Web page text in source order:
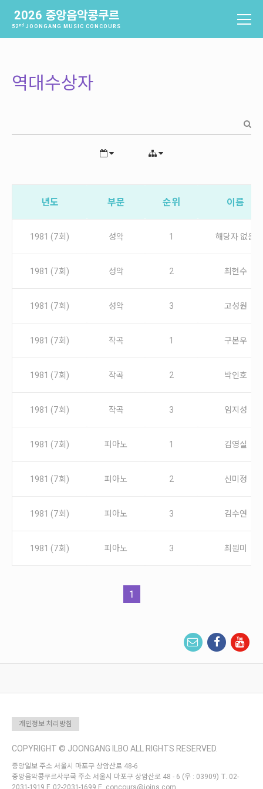
2026 중앙음악콩쿠르
52 nd JOONGANG MUSIC CONCOURS
소개
역사
참가신청
본선진출자 및 결과
안내
자주묻는질문
사무국위치
역대수상자
년도 부문 순위 이름
1981 (7회) 성악 1 해당자 없음
1981 (7회) 성악 2 최현수
1981 (7회) 성악 3 고성원
1981 (7회) 작곡 1 구본우
1981 (7회) 작곡 2 박인호
1981 (7회) 작곡 3 임지성
1981 (7회) 피아노 1 김영실
1981 (7회) 피아노 2 신미정
1981 (7회) 피아노 3 김수연
1981 (7회) 피아노 3 최원미
1
개인정보 처리방침
COPYRIGHT © JOONGANG ILBO ALL RIGHTS RESERVED.
중앙일보 주소 서울시 마포구 상암산로 48-6
중앙음악콩쿠르사무국 주소 서울시 마포구 상암산로 48 - 6 (우 : 03909) T. 02-
2031-1919 F. 02-2031-1699 E. concours@joins.com